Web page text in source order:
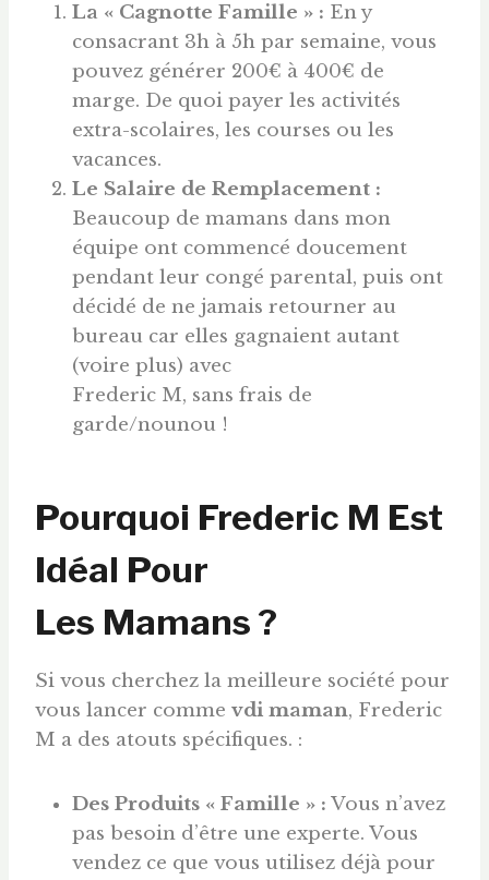
La « Cagnotte Famille » : En y
consacrant 3h à 5h par semaine, vous
pouvez générer 200€ à 400€ de
marge. De quoi payer les activités
extra-scolaires, les courses ou les
vacances.
Le Salaire de Remplacement :
Beaucoup de mamans dans mon
équipe ont commencé doucement
pendant leur congé parental, puis ont
décidé de ne jamais retourner au
bureau car elles gagnaient autant
(voire plus) avec
Frederic M, sans frais de
garde/nounou !
Pourquoi Frederic M Est
Idéal Pour
Les Mamans ?
Si vous cherchez la meilleure société pour
vous lancer comme vdi maman, Frederic
M a des atouts spécifiques. :
Des Produits « Famille » : Vous n’avez
pas besoin d’être une experte. Vous
vendez ce que vous utilisez déjà pour